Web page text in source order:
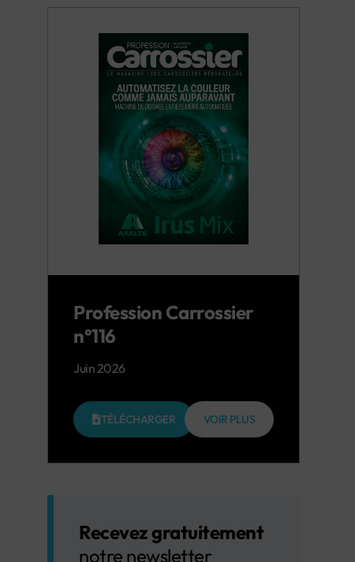
Profession Carrossier
n°116
Juin 2026
TÉLÉCHARGER VOIR PLUS
Recevez gratuitement
notre newsletter